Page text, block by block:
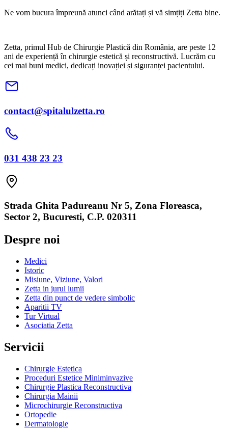
Ne vom bucura împreună atunci când arătați și vă simțiți Zetta bine.
Zetta, primul Hub de Chirurgie Plastică din România, are peste 12
ani de experiență în chirurgie estetică și reconstructivă. Lucrăm cu
cei mai buni medici, dedicați inovației și siguranței pacientului.
contact@spitalulzetta.ro
031 438 23 23
Strada Ghita Padureanu Nr 5, Zona Floreasca,
Sector 2, Bucuresti, C.P. 020311
Despre noi
Medici
Istoric
Misiune, Viziune, Valori
Zetta in jurul lumii
Zetta din punct de vedere simbolic
Aparitii TV
Tur Virtual
Asociatia Zetta
Servicii
Chirurgie Estetica
Proceduri Estetice Miniminvazive
Chirurgie Plastica Reconstructiva
Chirurgia Mainii
Microchirurgie Reconstructiva
Ortopedie
Dermatologie